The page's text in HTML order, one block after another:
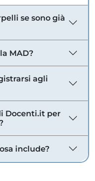
se sono già
MAD?
agli
Docenti.it per
include?